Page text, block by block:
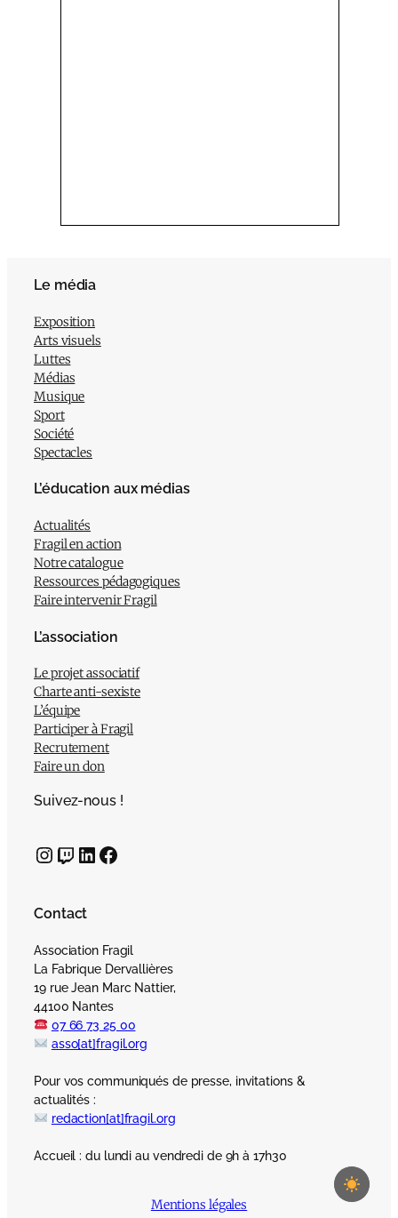
Le média
Exposition
Arts visuels
Luttes
Médias
Musique
Sport
Société
Spectacles
L’éducation aux médias
Actualités
Fragil en action
Notre catalogue
Ressources pédagogiques
Faire intervenir Fragil
L’association
Le projet associatif
Charte anti-sexiste
L’équipe
Participer à Fragil
Recrutement
Faire un don
Suivez-nous !
InstagramTwitch LinkedIn Facebook
Contact
Association Fragil
La Fabrique Dervallières
19 rue Jean Marc Nattier,
44100 Nantes
07 66 73 25 00
asso[at]fragil.org
Pour vos communiqués de presse, invitations &
actualités :
redaction[at]fragil.org
Accueil : du lundi au vendredi de 9h à 17h30
Mentions légales